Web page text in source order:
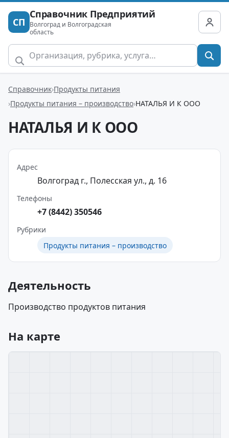
СП
Справочник Предприятий
Волгоград и Волгоградская
область
Справочник Продукты питания
Продукты питания – производство НАТАЛЬЯ И К ООО
НАТАЛЬЯ И К ООО
Адрес
Волгоград г., Полесская ул., д. 16
Телефоны
+7 (8442) 350546
Рубрики
Продукты питания – производство
Деятельность
Производство продуктов питания
На карте